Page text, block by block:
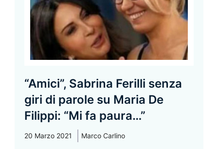
“Amici”, Sabrina Ferilli senza
giri di parole su Maria De
Filippi: “Mi fa paura…”
20 Marzo 2021 Marco Carlino